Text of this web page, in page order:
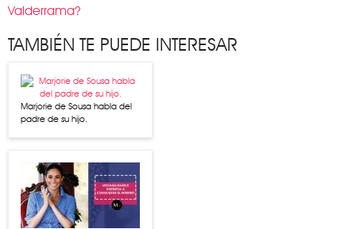
Valderrama?
TAMBIÉN TE PUEDE INTERESAR
Marjorie de Sousa habla del
padre de su hijo.